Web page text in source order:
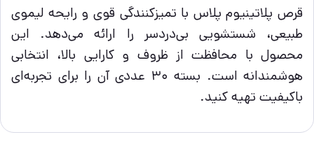
قرص پلاتینیوم پلاس با تمیزکنندگی قوی و رایحه لیموی
طبیعی، شستشویی بی‌دردسر را ارائه می‌دهد. این
محصول با محافظت از ظروف و کارایی بالا، انتخابی
هوشمندانه است. بسته ۳۰ عددی آن را برای تجربه‌ای
باکیفیت تهیه کنید.